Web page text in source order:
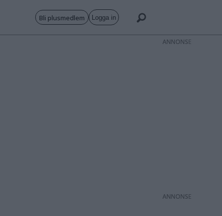
Bli plusmedlem Logga in
ANNONS
ANNONS